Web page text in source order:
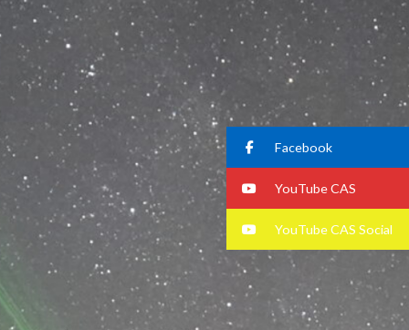
Facebook
YouTube CAS
YouTube CAS Social